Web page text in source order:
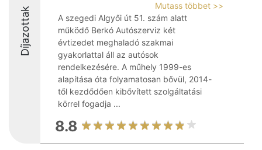
Díjazottak
Mutass többet >>
A szegedi Algyői út 51. szám alatt
működő Berkó Autószerviz két
évtizedet meghaladó szakmai
gyakorlattal áll az autósok
rendelkezésére. A műhely 1999-es
alapítása óta folyamatosan bővül, 2014-
től kezdődően kibővített szolgáltatási
körrel fogadja ...
8.8